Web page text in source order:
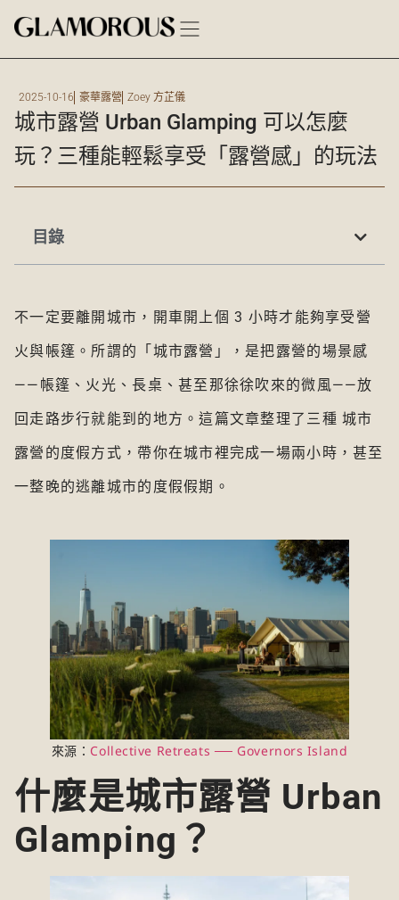
2025-10-16 豪華露營 Zoey 方芷儀
城市露營 Urban Glamping 可以怎麼
玩？三種能輕鬆享受「露營感」的玩法
目錄
不一定要離開城市，開車開上個 3 小時才能夠享受營
火與帳篷。所謂的「城市露營」，是把露營的場景感
——帳篷、火光、長桌、甚至那徐徐吹來的微風——放
回走路步行就能到的地方。這篇文章整理了三種 城市
露營的度假方式，帶你在城市裡完成一場兩小時，甚至
一整晚的逃離城市的度假假期。
來源： Collective Retreats ── Governors Island
什麼是城市露營 Urban
Glamping？